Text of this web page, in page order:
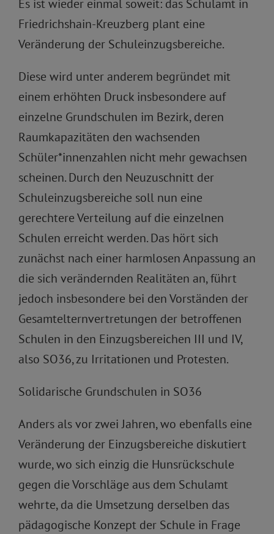
Es ist wieder einmal soweit: das Schulamt in
Friedrichshain-Kreuzberg plant eine
Veränderung der Schuleinzugsbereiche.
Diese wird unter anderem begründet mit
einem erhöhten Druck insbesondere auf
einzelne Grundschulen im Bezirk, deren
Raumkapazitäten den wachsenden
Schüler*innenzahlen nicht mehr gewachsen
scheinen. Durch den Neuzuschnitt der
Schuleinzugsbereiche soll nun eine
gerechtere Verteilung auf die einzelnen
Schulen erreicht werden. Das hört sich
zunächst nach einer harmlosen Anpassung an
die sich verändernden Realitäten an, führt
jedoch insbesondere bei den Vorständen der
Gesamtelternvertretungen der betroffenen
Schulen in den Einzugsbereichen III und IV,
also SO36, zu Irritationen und Protesten.
Solidarische Grundschulen in SO36
Anders als vor zwei Jahren, wo ebenfalls eine
Veränderung der Einzugsbereiche diskutiert
wurde, wo sich einzig die Hunsrückschule
gegen die Vorschläge aus dem Schulamt
wehrte, da die Umsetzung derselben das
pädagogische Konzept der Schule in Frage